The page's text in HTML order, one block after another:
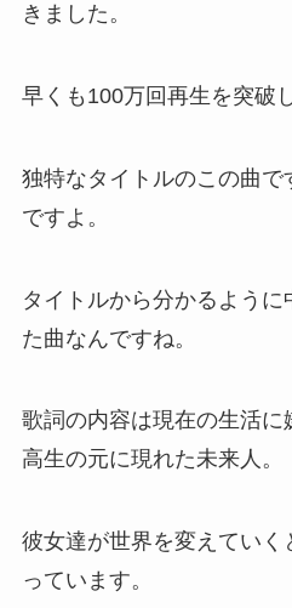
きました。
早くも100万回再生を突破
独特なタイトルのこの曲で
ですよ。
タイトルから分かるように
た曲なんですね。
歌詞の内容は現在の生活に
高生の元に現れた未来人。
彼女達が世界を変えていく
っています。